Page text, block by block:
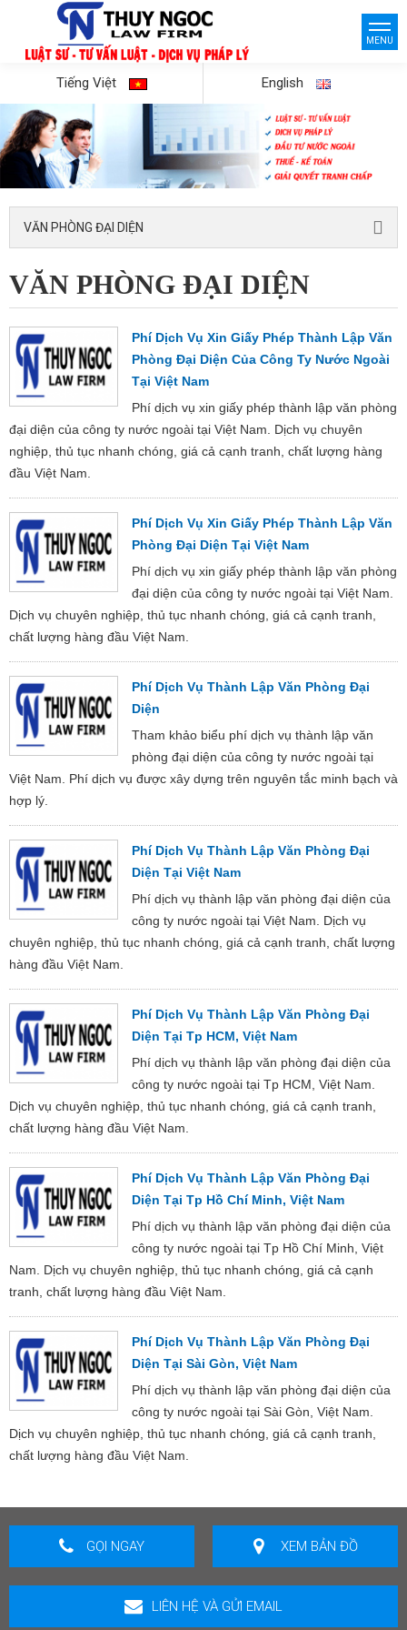
MENU
Tiếng Việt English
VĂN PHÒNG ĐẠI DIỆN
VĂN PHÒNG ĐẠI DIỆN
Phí Dịch Vụ Xin Giấy Phép Thành Lập Văn
Phòng Đại Diện Của Công Ty Nước Ngoài
Tại Việt Nam
Phí dịch vụ xin giấy phép thành lập văn phòng
đại diện của công ty nước ngoài tại Việt Nam. Dịch vụ chuyên
nghiệp, thủ tục nhanh chóng, giá cả cạnh tranh, chất lượng hàng
đầu Việt Nam.
Phí Dịch Vụ Xin Giấy Phép Thành Lập Văn
Phòng Đại Diện Tại Việt Nam
Phí dịch vụ xin giấy phép thành lập văn phòng
đại diện của công ty nước ngoài tại Việt Nam.
Dịch vụ chuyên nghiệp, thủ tục nhanh chóng, giá cả cạnh tranh,
chất lượng hàng đầu Việt Nam.
Phí Dịch Vụ Thành Lập Văn Phòng Đại
Diện
Tham khảo biểu phí dịch vụ thành lập văn
phòng đại diện của công ty nước ngoài tại
Việt Nam. Phí dịch vụ được xây dựng trên nguyên tắc minh bạch và
hợp lý.
Phí Dịch Vụ Thành Lập Văn Phòng Đại
Diện Tại Việt Nam
Phí dịch vụ thành lập văn phòng đại diện của
công ty nước ngoài tại Việt Nam. Dịch vụ
chuyên nghiệp, thủ tục nhanh chóng, giá cả cạnh tranh, chất lượng
hàng đầu Việt Nam.
Phí Dịch Vụ Thành Lập Văn Phòng Đại
Diện Tại Tp HCM, Việt Nam
Phí dịch vụ thành lập văn phòng đại diện của
công ty nước ngoài tại Tp HCM, Việt Nam.
Dịch vụ chuyên nghiệp, thủ tục nhanh chóng, giá cả cạnh tranh,
chất lượng hàng đầu Việt Nam.
Phí Dịch Vụ Thành Lập Văn Phòng Đại
Diện Tại Tp Hồ Chí Minh, Việt Nam
Phí dịch vụ thành lập văn phòng đại diện của
công ty nước ngoài tại Tp Hồ Chí Minh, Việt
Nam. Dịch vụ chuyên nghiệp, thủ tục nhanh chóng, giá cả cạnh
tranh, chất lượng hàng đầu Việt Nam.
Phí Dịch Vụ Thành Lập Văn Phòng Đại
Diện Tại Sài Gòn, Việt Nam
Phí dịch vụ thành lập văn phòng đại diện của
công ty nước ngoài tại Sài Gòn, Việt Nam.
Dịch vụ chuyên nghiệp, thủ tục nhanh chóng, giá cả cạnh tranh,
chất lượng hàng đầu Việt Nam.
GỌI NGAY XEM BẢN ĐỒ
LIÊN HỆ VÀ GỬI EMAIL